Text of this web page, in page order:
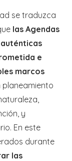
se traduzca
las Agendas
e
marcos
planeamiento
y
En este
durante
las